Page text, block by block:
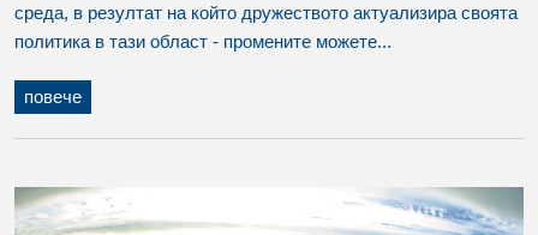
среда, в резултат на който дружеството актуализира своята
политика в тази област - промените можете...
повече